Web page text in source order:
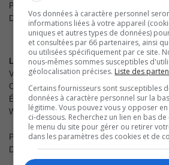
PRODUCTEUR
DEGRÉ D’ALCOOL
13,5 %
L’École No 41 Walla Walla Valley Chenin
Vin blanc, 750 ml
Code SAQ : 11416950 Code CUP :
ÉTATS-UNIS
Washington
PRODUCTEUR L’École N° 41
DEGRÉ D’ALCOOL
13,5 %
Vos données à caractère personnel
informations liées à votre appareil
uniques et autres types de données)
et consultées par 66 partenaires, ainsi
ou utilisées spécifiquement par ce site.
nous-mêmes sommes susceptibles
géolocalisation précises. Liste des
Certains fournisseurs sont susceptibles
données à caractère personnel sur la
légitime. Vous pouvez vous y opposer
ci-dessous. Recherchez un lien en bas
le menu du site pour gérer ou retirer
dans les paramètres des cookies et de